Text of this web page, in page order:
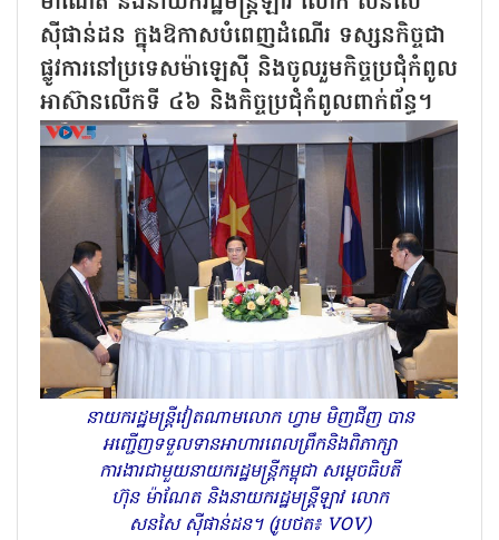
ស៊ីផាន់ដន ក្នុងឱកាសបំពេញដំណើរ ទស្សនកិច្ចជា
ផ្លូវការនៅប្រទេសម៉ាឡេស៊ី និងចូលរួមកិច្ចប្រជុំកំពូល
អាស៊ានលើកទី ៤៦ និងកិច្ចប្រជុំកំពូលពាក់ព័ន្ធ។
នាយករដ្ឋមន្ត្រីវៀតណាមលោក ហ្វាម មិញជីញ បាន
អញ្ជើញទទួលទានអាហារពេលព្រឹកនិងពិភាក្សា
ការងារជាមួយនាយករដ្ឋមន្រ្តីកម្ពុជា សម្តេចធិបតី
ហ៊ុន ម៉ាណែត និងនាយករដ្ឋមន្ត្រីឡាវ លោក
សនសៃ ស៊ីផាន់ដន។ (រូបថត៖ VOV)